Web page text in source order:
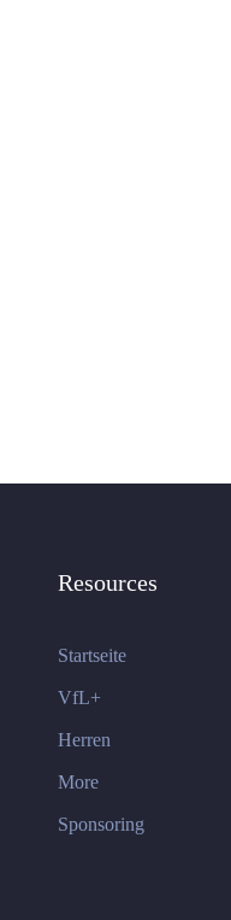
Resources
Startseite
VfL+
Herren
More
Sponsoring